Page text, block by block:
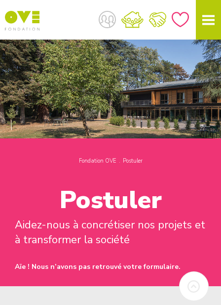
Fondation OVE Postuler
Postuler
Aidez-nous à concrétiser nos projets et
à transformer la société
Aïe ! Nous n’avons pas retrouvé votre formulaire.